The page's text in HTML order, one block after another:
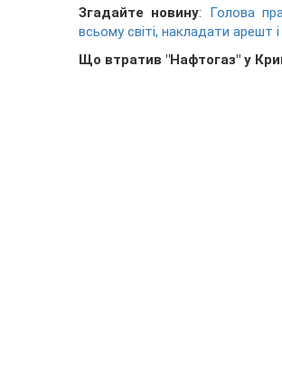
Згадайте новину:
Голова
всьому світі, накладати арешт
Що втратив "Нафтогаз" у